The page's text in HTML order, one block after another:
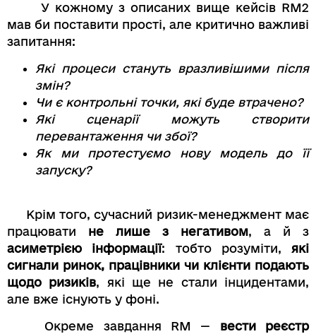
У кожному з описаних вище кейсів RM2
мав би поставити прості, але критично важливі
запитання:
Які процеси стануть вразливішими після
змін?
Чи є контрольні точки, які буде втрачено?
Які сценарії можуть створити
перевантаження чи збої?
Як ми протестуємо нову модель до її
запуску?
Крім того, сучасний ризик-менеджмент має
працювати не лише з негативом, а й з
асиметрією інформації: тобто розуміти, які
сигнали ринок, працівники чи клієнти подають
щодо ризиків, які ще не стали інцидентами,
але вже існують у фоні.
Окреме завдання RM — вести реєстр